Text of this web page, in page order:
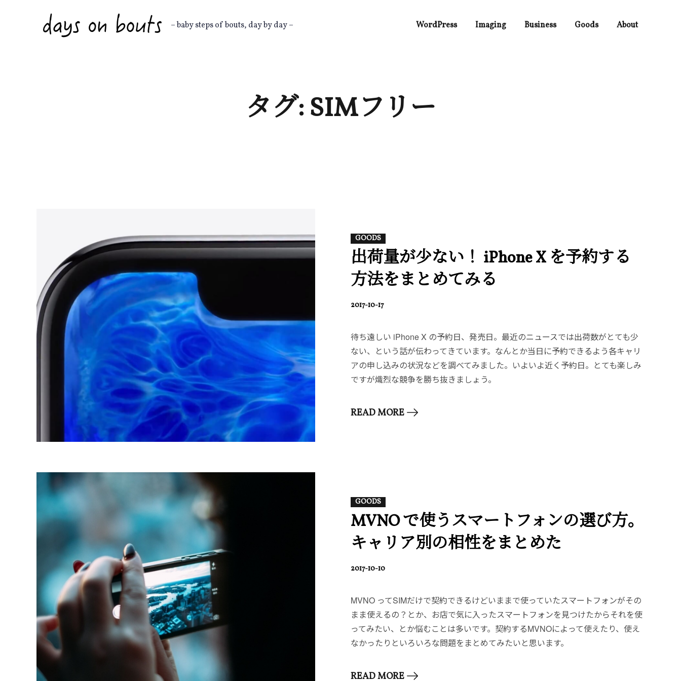
– baby steps of bouts, day by day – WordPress Imaging Business Goods About
タグ:SIMフリー
GOODS
出荷量が少ない！ iPhone X を予約する
方法をまとめてみる
ON
2017-10-17
待ち遠しい iPhone X の予約日、発売日。最近のニュースでは出荷数がとても少
ない、という話が伝わってきています。なんとか当日に予約できるよう各キャリ
アの申し込みの状況などを調べてみました。いよいよ近く予約日。とても楽しみ
ですが熾烈な競争を勝ち抜きましょう。
READ MORE
GOODS
MVNO で使うスマートフォンの選び方。
キャリア別の相性をまとめた
ON
2017-10-10
MVNO ってSIMだけで契約できるけどいままで使っていたスマートフォンがその
まま使えるの？とか、お店で気に入ったスマートフォンを見つけたからそれを使
ってみたい、とか悩むことは多いです。契約するMVNOによって使えたり、使え
なかったりといろいろな問題をまとめてみたいと思います。
READ MORE